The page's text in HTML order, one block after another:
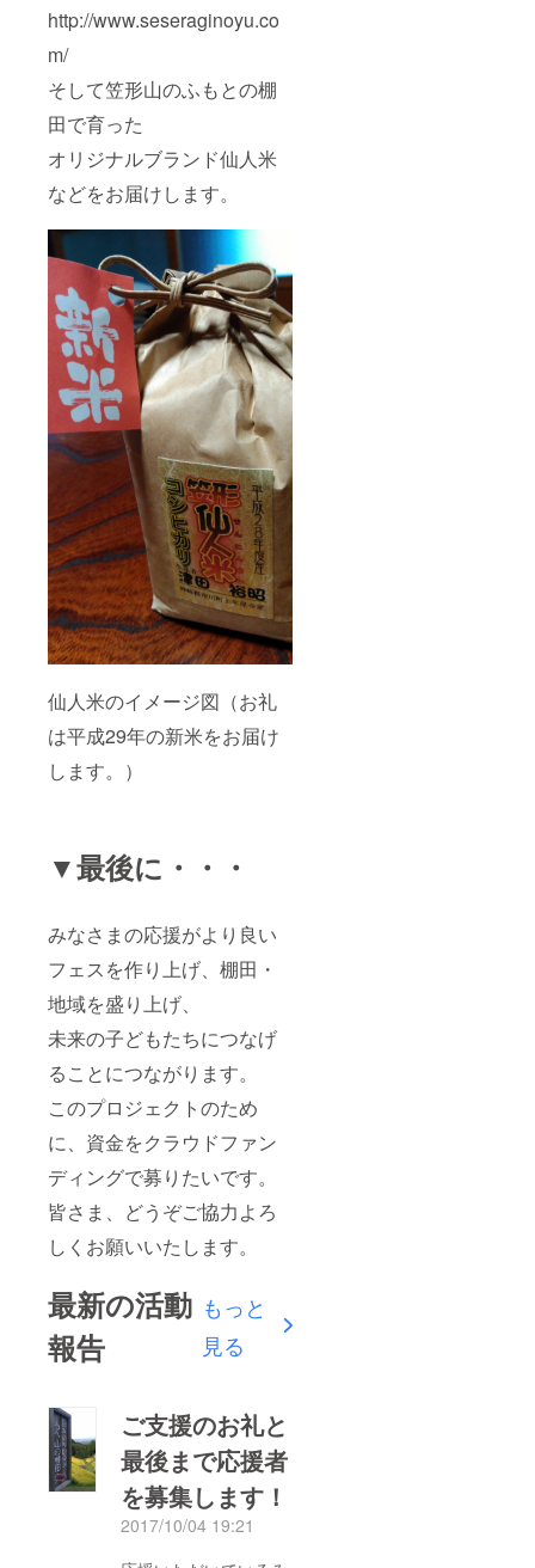
http://www.seseraginoyu.co
m/
そして笠形山のふもとの棚
田で育った
オリジナルブランド仙人米
などをお届けします。
仙人米のイメージ図（お礼
は平成29年の新米をお届け
します。）
▼最後に・・・
みなさまの応援がより良い
フェスを作り上げ、棚田・
地域を盛り上げ、
未来の子どもたちにつなげ
ることにつながります。
このプロジェクトのため
に、資金をクラウドファン
ディングで募りたいです。
皆さま、どうぞご協力よろ
しくお願いいたします。
最新の活動
報告
もっと
見る
ご支援のお礼と
最後まで応援者
を募集します！
2017/10/04 19:21